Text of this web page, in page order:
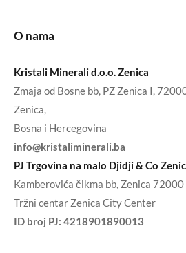
O nama
Kristali Minerali d.o.o. Zenica
Zmaja od Bosne bb, PZ Zenica I,
Zenica,
Bosna i Hercegovina
info@kristaliminerali.ba
PJ Trgovina na malo Djidji & Co
Kamberovića čikma bb, Zenica 72000
Tržni centar Zenica City Center
ID broj PJ: 4218901890013